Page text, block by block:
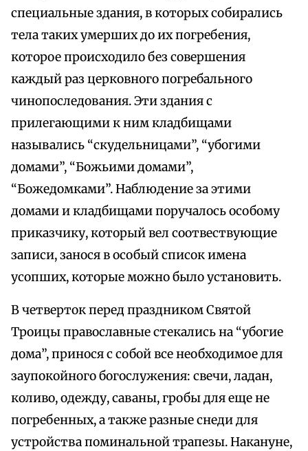
специальные здания, в которых собирались
тела таких умерших до их погребения,
которое происходило без совершения
каждый раз церковного погребального
чинопоследования. Эти здания с
прилегающими к ним кладбищами
назывались “скудельницами”, “убогими
домами”, “Божьими домами”,
“Божедомками”. Наблюдение за этими
домами и кладбищами поручалось особому
приказчику, который вел соотвествующие
записи, занося в особый список имена
усопших, которые можно было установить.
В четверток перед праздником Святой
Троицы православные стекались на “убогие
дома”, принося с собой все необходимое для
заупокойного богослужения: свечи, ладан,
коливо, одежду, саваны, гробы для еще не
погребенных, а также разные снеди для
устройства поминальной трапезы. Накануне,